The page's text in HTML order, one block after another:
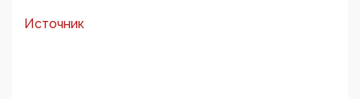
Источник